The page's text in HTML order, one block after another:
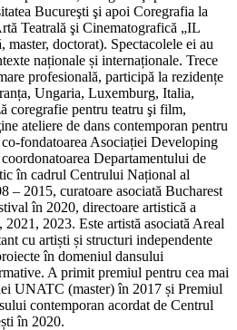
Bucureşti şi apoi Coregrafia la
Teatrală şi Cinematografică „IL
doctorat). Spectacolele ei au
naționale și internaționale. Trece
profesională, participă la rezidențe
Ungaria, Luxemburg, Italia,
coregrafie pentru teatru şi film,
ateliere de dans contemporan pentru
fondatoarea Asociației Developing
Departamentului de
în cadrul Centrului Național al
– 2015, curatoare asociată Bucharest
în 2020, directoare artistică a
2023. Este artistă asociată Areal
cu artiști și structuri independente
în domeniul dansului
A primit premiul pentru cea mai
UNATC (master) în 2017 și Premiul
contemporan acordat de Centrul
în 2020.